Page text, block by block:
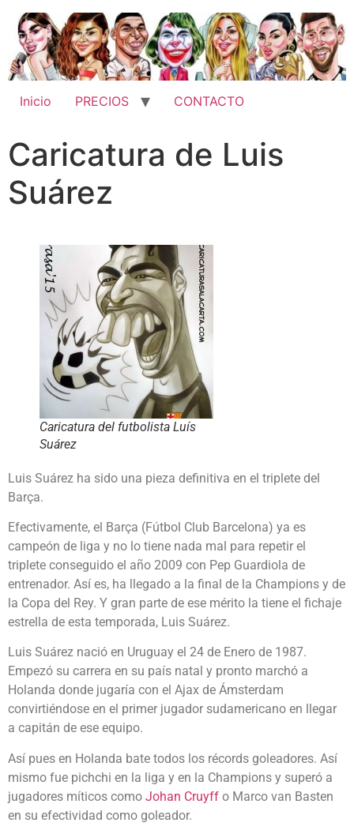
Inicio PRECIOS CONTACTO
Caricatura de Luis
Suárez
Caricatura del futbolista Luís
Suárez
Luis Suárez ha sido una pieza definitiva en el triplete del
Barça.
Efectivamente, el Barça (Fútbol Club Barcelona) ya es
campeón de liga y no lo tiene nada mal para repetir el
triplete conseguido el año 2009 con Pep Guardiola de
entrenador. Así es, ha llegado a la final de la Champions y de
la Copa del Rey. Y gran parte de ese mérito la tiene el fichaje
estrella de esta temporada, Luis Suárez.
Luis Suárez nació en Uruguay el 24 de Enero de 1987.
Empezó su carrera en su país natal y pronto marchó a
Holanda donde jugaría con el Ajax de Ámsterdam
convirtiéndose en el primer jugador sudamericano en llegar
a capitán de ese equipo.
Así pues en Holanda bate todos los récords goleadores. Así
mismo fue pichchi en la liga y en la Champions y superó a
jugadores míticos como Johan Cruyff o Marco van Basten
en su efectividad como goleador.